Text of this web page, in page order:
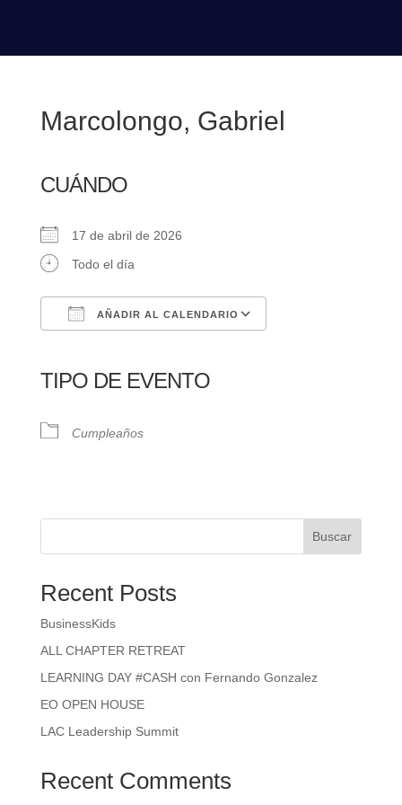
Marcolongo, Gabriel
CUÁNDO
17 de abril de 2026
Todo el día
AÑADIR AL CALENDARIO
TIPO DE EVENTO
Cumpleaños
Buscar
Recent Posts
BusinessKids
ALL CHAPTER RETREAT
LEARNING DAY #CASH con Fernando Gonzalez
EO OPEN HOUSE
LAC Leadership Summit
Recent Comments